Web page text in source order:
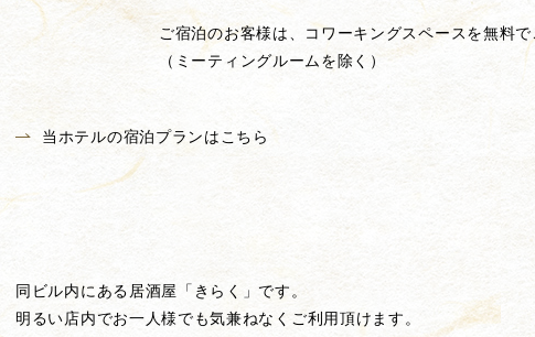
ご宿泊のお客様は、コワーキングスペースを無料で
（ミーティングルームを除く）
当ホテルの宿泊プランはこちら
同ビル内にある居酒屋「きらく」です。
明るい店内でお一人様でも気兼ねなくご利用頂けます。